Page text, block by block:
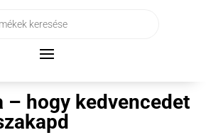
– hogy kedvencedet